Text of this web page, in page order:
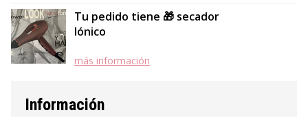
Tu pedido tiene 🎁 secador
Iónico
más información
Información